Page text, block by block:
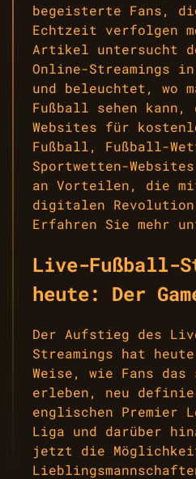
begeisterte Fans,
Echtzeit verfolgen
Artikel untersucht
Online-Streamings
und beleuchtet, wo
Fußball sehen kann,
Websites für
Fußball, Fußball-
Sportwetten-
an Vorteilen, die
digitalen Revolution
Erfahren Sie mehr
Live-Fußball-
heute: Der
Der Aufstieg des
Streamings hat
Weise, wie Fans das
erleben, neu
englischen Premier
Liga und darüber
jetzt die